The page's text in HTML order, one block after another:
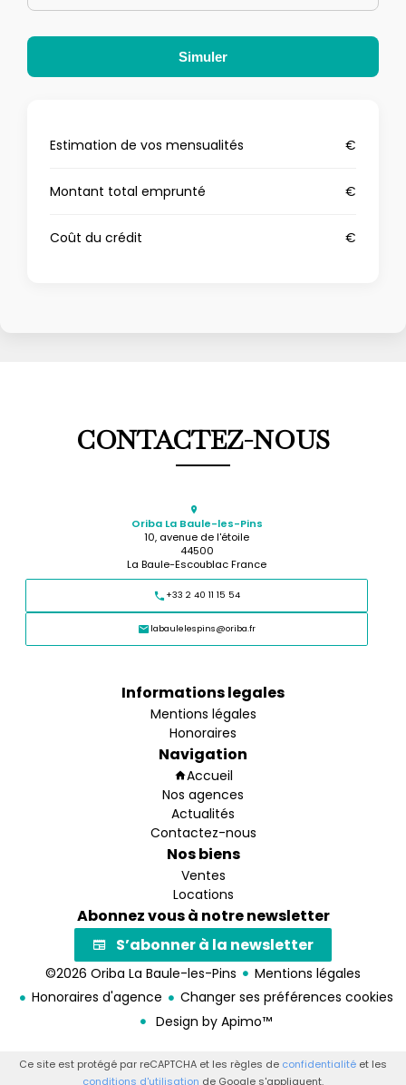
Simuler
Estimation de vos mensualités €
Montant total emprunté €
Coût du crédit €
CONTACTEZ-NOUS
Oriba La Baule-les-Pins
10, avenue de l'étoile
44500
La Baule-Escoublac France
+33 2 40 11 15 54
labaulelespins@oriba.fr
Informations legales
Mentions légales
Honoraires
Navigation
Accueil
Nos agences
Actualités
Contactez-nous
Nos biens
Ventes
Locations
Abonnez vous à notre newsletter
S’abonner à la newsletter
©2026 Oriba La Baule-les-Pins
Mentions légales
Honoraires d'agence
Changer ses préférences cookies
Design by Apimo™
Ce site est protégé par reCAPTCHA et les règles de confidentialité et les
conditions d'utilisation de Google s'appliquent.